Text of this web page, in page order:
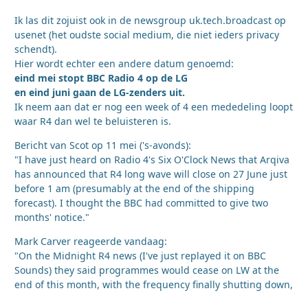
Ik las dit zojuist ook in de newsgroup uk.tech.broadcast op
usenet (het oudste social medium, die niet ieders privacy
schendt).
Hier wordt echter een andere datum genoemd:
eind mei stopt BBC Radio 4 op de LG
en eind juni gaan de LG-zenders uit.
Ik neem aan dat er nog een week of 4 een mededeling loopt
waar R4 dan wel te beluisteren is.
Bericht van Scot op 11 mei ('s-avonds):
"I have just heard on Radio 4's Six O'Clock News that Arqiva
has announced that R4 long wave will close on 27 June just
before 1 am (presumably at the end of the shipping
forecast). I thought the BBC had committed to give two
months' notice."
Mark Carver reageerde vandaag:
"On the Midnight R4 news (I've just replayed it on BBC
Sounds) they said programmes would cease on LW at the
end of this month, with the frequency finally shutting down,